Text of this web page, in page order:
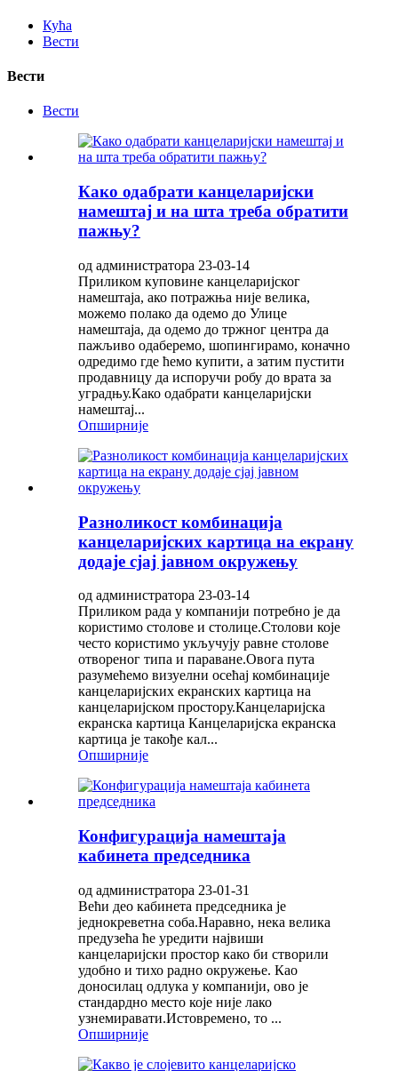
Кућа
Вести
Вести
Вести
Како одабрати канцеларијски
намештај и на шта треба обратити
пажњу?
од администратора 23-03-14
Приликом куповине канцеларијског
намештаја, ако потражња није велика,
можемо полако да одемо до Улице
намештаја, да одемо до тржног центра да
пажљиво одаберемо, шопингирамо, коначно
одредимо где ћемо купити, а затим пустити
продавницу да испоручи робу до врата за
уградњу.Како одабрати канцеларијски
намештај...
Опширније
Разноликост комбинација
канцеларијских картица на екрану
додаје сјај јавном окружењу
од администратора 23-03-14
Приликом рада у компанији потребно је да
користимо столове и столице.Столови које
често користимо укључују равне столове
отвореног типа и параване.Овога пута
разумећемо визуелни осећај комбинације
канцеларијских екранских картица на
канцеларијском простору.Канцеларијска
екранска картица Канцеларијска екранска
картица је такође кал...
Опширније
Конфигурација намештаја
кабинета председника
од администратора 23-01-31
Већи део кабинета председника је
једнокреветна соба.Наравно, нека велика
предузећа ће уредити највиши
канцеларијски простор како би створили
удобно и тихо радно окружење. Као
доносилац одлука у компанији, ово је
стандардно место које није лако
узнемиравати.Истовремено, то ...
Опширније